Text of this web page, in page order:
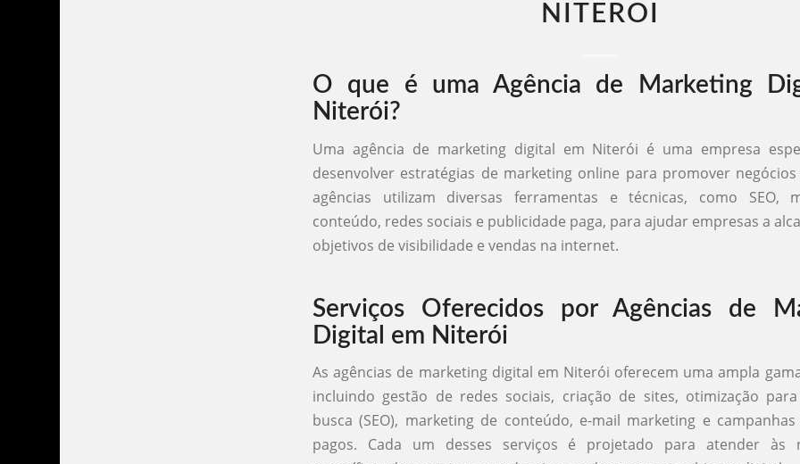
NITEROI​
O que é uma Agência de Marketing
Niterói?
Uma agência de marketing digital em Niterói é uma empresa
desenvolver estratégias de marketing online para promover negócios
agências utilizam diversas ferramentas e técnicas, como SEO,
conteúdo, redes sociais e publicidade paga, para ajudar empresas a
objetivos de visibilidade e vendas na internet.
Serviços Oferecidos por Agências de
Digital em Niterói
As agências de marketing digital em Niterói oferecem uma ampla
incluindo gestão de redes sociais, criação de sites, otimização
busca (SEO), marketing de conteúdo, e-mail marketing e
pagos. Cada um desses serviços é projetado para atender às